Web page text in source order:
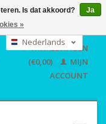
EUR
GBP
USD
Nederlands
English
WINKELWAGEN
(€0,00)
MIJN
ACCOUNT
Is dat akkoord?
Ja
»